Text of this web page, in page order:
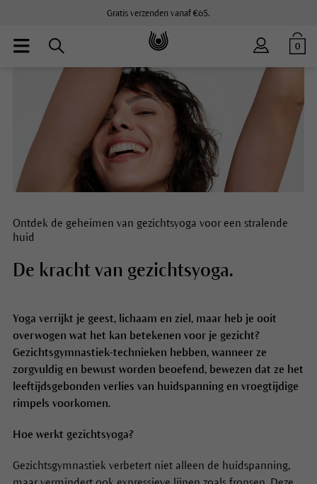
Gratis verzenden vanaf €65.
0
Ontdek de geheimen van gezichtsyoga voor een stralende
huid
De kracht van gezichtsyoga.
Yoga verrijkt je geest, lichaam en ziel, maar heb je ooit
overwogen wat het kan betekenen voor je gezicht?
Gezichtsgymnastiek-technieken hebben, wanneer ze
zorgvuldig en bewust worden beoefend, bewezen dat ze het
leeftijdsgebonden verlies van huidspanning en vroegtijdige
rimpels voorkomen.
Hoe werkt gezichtsyoga?
Gezichtsgymnastiek verbetert niet alleen de huidspanning,